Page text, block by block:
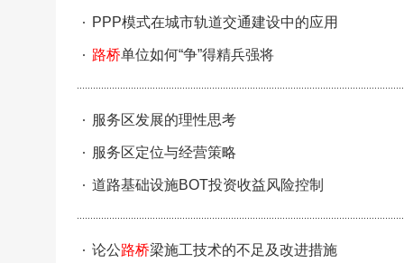
PPP模式在城市轨道交通建设中的应用
路桥单位如何“争”得精兵强将
服务区发展的理性思考
服务区定位与经营策略
道路基础设施BOT投资收益风险控制
论公路桥梁施工技术的不足及改进措施